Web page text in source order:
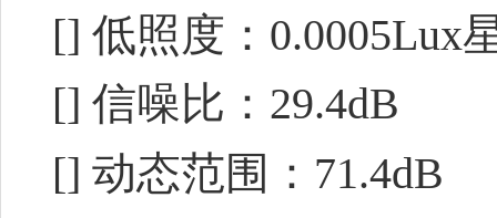
[] 低照度：0.0005Lux
[] 信噪比：29.4dB
[] 动态范围：71.4dB